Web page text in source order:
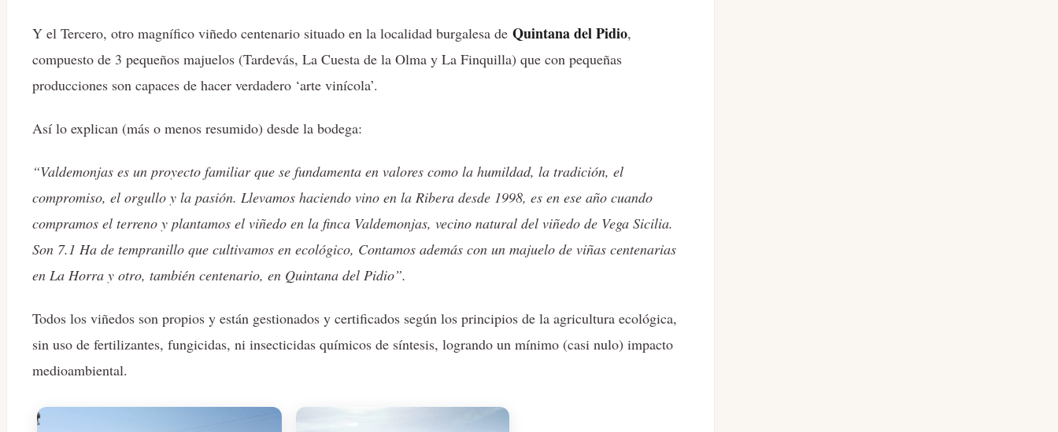
Y el Tercero, otro magnífico viñedo centenario situado en la localidad burgalesa de Quintana del Pidio,
compuesto de 3 pequeños majuelos (Tardevás, La Cuesta de la Olma y La Finquilla) que con pequeñas
producciones son capaces de hacer verdadero ‘arte vinícola’.
Así lo explican (más o menos resumido) desde la bodega:
“Valdemonjas es un proyecto familiar que se fundamenta en valores como la humildad, la tradición, el
compromiso, el orgullo y la pasión. Llevamos haciendo vino en la Ribera desde 1998, es en ese año cuando
compramos el terreno y plantamos el viñedo en la finca Valdemonjas, vecino natural del viñedo de Vega Sicilia.
Son 7.1 Ha de tempranillo que cultivamos en ecológico, Contamos además con un majuelo de viñas centenarias
en La Horra y otro, también centenario, en Quintana del Pidio”.
Todos los viñedos son propios y están gestionados y certificados según los principios de la agricultura ecológica,
sin uso de fertilizantes, fungicidas, ni insecticidas químicos de síntesis, logrando un mínimo (casi nulo) impacto
medioambiental.